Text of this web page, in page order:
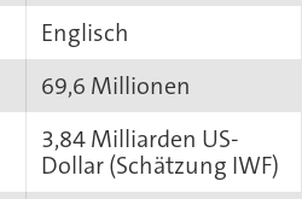
Englisch
69,6 Millionen
3,84 Milliarden US-
Dollar (Schätzung IWF)